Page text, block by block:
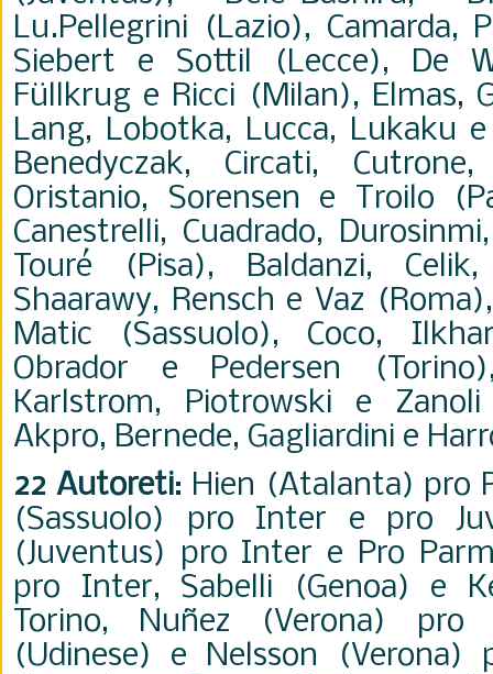
Lu.Pellegrini (Lazio), Camarda,
Siebert e Sottil (Lecce), De
Füllkrug e Ricci (Milan), Elmas,
Lang, Lobotka, Lucca, Lukaku
Benedyczak, Circati,
Oristanio, Sorensen e Troilo
Canestrelli, Cuadrado,
Touré (Pisa), Baldanzi,
Shaarawy, Rensch e Vaz
Matic (Sassuolo), Coco,
Obrador e Pedersen
Karlstrom, Piotrowski e
Akpro, Bernede, Gagliardini e
22 Autoreti: Hien (Atalanta) pro
(Sassuolo) pro Inter e pro
(Juventus) pro Inter e Pro
pro Inter, Sabelli (Genoa) e
Torino, Nuñez (Verona) pro
(Udinese) e Nelsson (Verona)